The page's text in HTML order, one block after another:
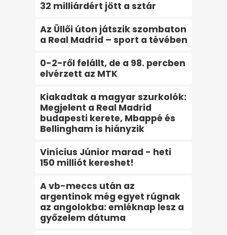
32 milliárdért jött a sztár
Az Üllői úton játszik szombaton
a Real Madrid – sport a tévében
0-2-ről felállt, de a 98. percben
elvérzett az MTK
Kiakadtak a magyar szurkolók:
Megjelent a Real Madrid
budapesti kerete, Mbappé és
Bellingham is hiányzik
Vinícius Júnior marad - heti
150 milliót kereshet!
A vb-meccs után az
argentinok még egyet rúgnak
az angolokba: emléknap lesz a
győzelem dátuma